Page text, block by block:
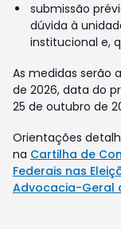
submissão
dúvida à
institucional e,
As medidas serão
de 2026, data do
25 de outubro de
Orientações
na Cartilha de
Federais nas
Advocacia-Geral